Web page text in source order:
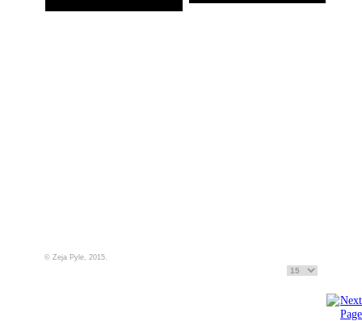
© Zeja Pyle, 2015.